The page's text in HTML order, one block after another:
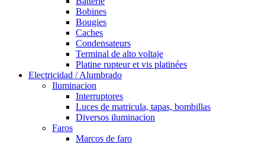
Bobines
Bougies
Caches
Condensateurs
Terminal de alto voltaje
Platine rupteur et vis platinées
Electricidad / Alumbrado
Iluminacion
Interruptores
Luces de matricula, tapas, bombillas
Diversos iluminacion
Faros
Marcos de faro